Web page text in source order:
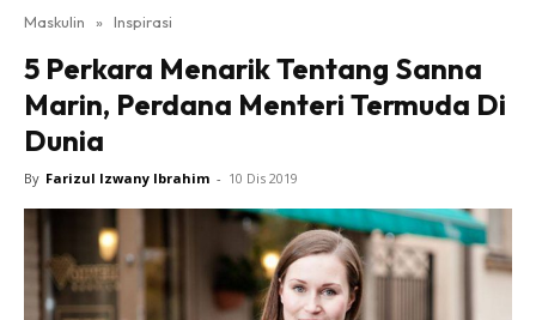
Maskulin » Inspirasi
5 Perkara Menarik Tentang Sanna
Marin, Perdana Menteri Termuda Di
Dunia
By Farizul Izwany Ibrahim - 10 Dis 2019